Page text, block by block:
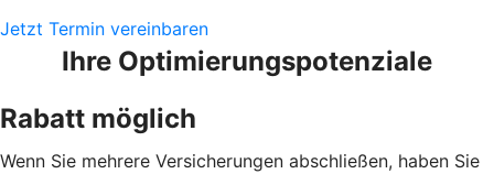
Jetzt Termin vereinbaren
Ihre Optimierungspotenziale
Rabatt möglich
Wenn Sie mehrere Versicherungen abschließen, haben Sie